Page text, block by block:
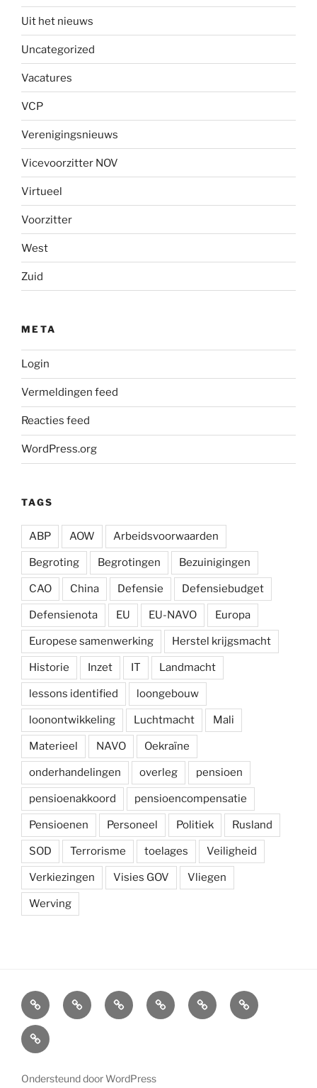
Uit het nieuws
Uncategorized
Vacatures
VCP
Verenigingsnieuws
Vicevoorzitter NOV
Virtueel
Voorzitter
West
Zuid
META
Login
Vermeldingen feed
Reacties feed
WordPress.org
TAGS
ABP AOW Arbeidsvoorwaarden
Begroting Begrotingen Bezuinigingen
CAO China Defensie Defensiebudget
Defensienota EU EU-NAVO Europa
Europese samenwerking Herstel krijgsmacht
Historie Inzet IT Landmacht
lessons identified loongebouw
loonontwikkeling Luchtmacht Mali
Materieel NAVO Oekraïne
onderhandelingen overleg pensioen
pensioenakkoord pensioencompensatie
Pensioenen Personeel Politiek Rusland
SOD Terrorisme toelages Veiligheid
Verkiezingen Visies GOV Vliegen
Werving
Arbeidsvoorwaarden
Carré
Onze
krijgsmacht
Ledenvoordelen
AfdelingenSymposium
Carré
Overzicht
Ondersteund door WordPress